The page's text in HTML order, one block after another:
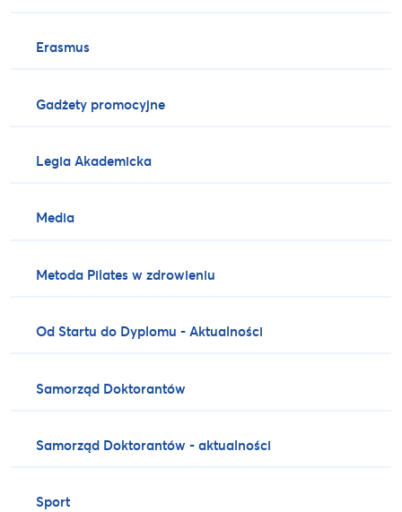
Erasmus
Gadżety promocyjne
Legia Akademicka
Media
Metoda Pilates w zdrowieniu
Od Startu do Dyplomu - Aktualności
Samorząd Doktorantów
Samorząd Doktorantów - aktualności
Sport